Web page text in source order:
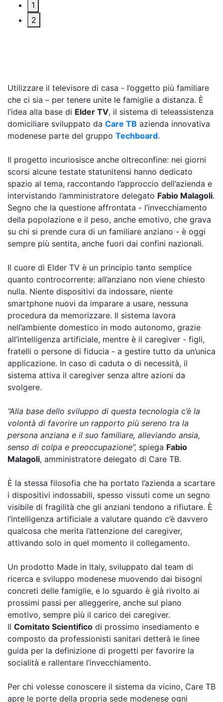
1
2
Utilizzare il televisore di casa - l’oggetto più familiare
che ci sia – per tenere unite le famiglie a distanza. È
l’idea alla base di Elder TV, il sistema di teleassistenza
domiciliare sviluppato da Care TB azienda innovativa
modenese parte del gruppo Techboard.
Il progetto incuriosisce anche oltreconfine: nei giorni
scorsi alcune testate statunitensi hanno dedicato
spazio al tema, raccontando l’approccio dell’azienda e
intervistando l’amministratore delegato Fabio Malagoli.
Segno che la questione affrontata - l’invecchiamento
della popolazione e il peso, anche emotivo, che grava
su chi si prende cura di un familiare anziano - è oggi
sempre più sentita, anche fuori dai confini nazionali.
Il cuore di Elder TV è un principio tanto semplice
quanto controcorrente: all’anziano non viene chiesto
nulla. Niente dispositivi da indossare, niente
smartphone nuovi da imparare a usare, nessuna
procedura da memorizzare. Il sistema lavora
nell’ambiente domestico in modo autonomo, grazie
all’intelligenza artificiale, mentre è il caregiver - figli,
fratelli o persone di fiducia - a gestire tutto da un’unica
applicazione. In caso di caduta o di necessità, il
sistema attiva il caregiver senza altre azioni da
svolgere.
“Alla base dello sviluppo di questa tecnologia c’è la
volontà di favorire un rapporto più sereno tra la
persona anziana e il suo familiare, alleviando ansia,
senso di colpa e preoccupazione”, spiega Fabio
Malagoli, amministratore delegato di Care TB.
È la stessa filosofia che ha portato l’azienda a scartare
i dispositivi indossabili, spesso vissuti come un segno
visibile di fragilità che gli anziani tendono a rifiutare. È
l’intelligenza artificiale a valutare quando c’è davvero
qualcosa che merita l’attenzione del caregiver,
attivando solo in quel momento il collegamento.
Un prodotto Made in Italy, sviluppato dal team di
ricerca e sviluppo modenese muovendo dai bisogni
concreti delle famiglie, e lo sguardo è già rivolto ai
prossimi passi per alleggerire, anche sul piano
emotivo, sempre più il carico dei caregiver.
Il Comitato Scientifico di prossimo insediamento e
composto da professionisti sanitari detterà le linee
guida per la definizione di progetti per favorire la
socialità e rallentare l’invecchiamento.
Per chi volesse conoscere il sistema da vicino, Care TB
apre le porte della propria sede modenese ogni